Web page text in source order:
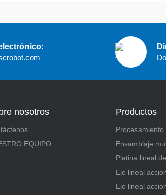
nosotros
EQUIPO
Productos
Ensamblaje
Platina lineal
Eje lineal
Eje lineal